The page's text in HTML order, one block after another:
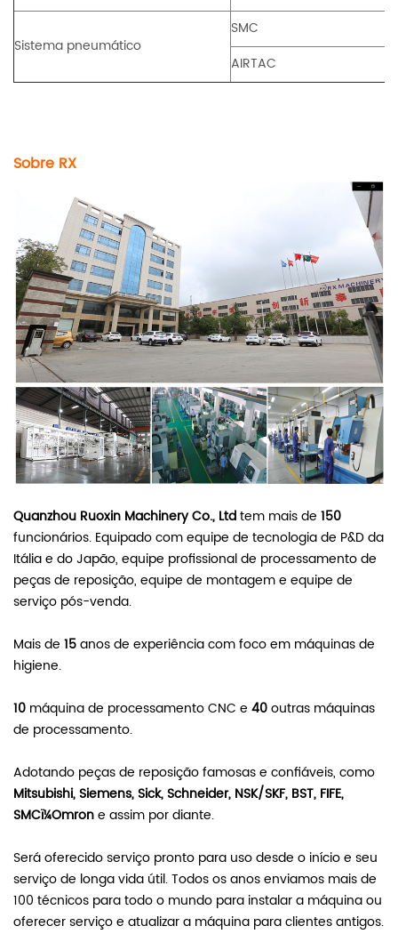
Sistema pneumático
SMC
AIRTAC
Sobre RX
Quanzhou Ruoxin Machinery Co., Ltdtem mais de 150
funcionários. Equipado com equipe de tecnologia de P&D da
Itália e do Japão, equipe profissional de processamento de
peças de reposição, equipe de montagem e equipe de
serviço pós-venda.
Mais de 15anos de experiência com foco em máquinas de
higiene.
10 máquina de processamento CNC e 40outras máquinas
de processamento.
Adotando peças de reposição famosas e confiáveis, como
Mitsubishi, Siemens, Sick, Schneider, NSK/SKF, BST, FIFE,
SMCï¼Omrone assim por diante.
Será oferecido serviço pronto para uso desde o início e seu
serviço de longa vida útil. Todos os anos enviamos mais de
100 técnicos para todo o mundo para instalar a máquina ou
oferecer serviço e atualizar a máquina para clientes antigos.